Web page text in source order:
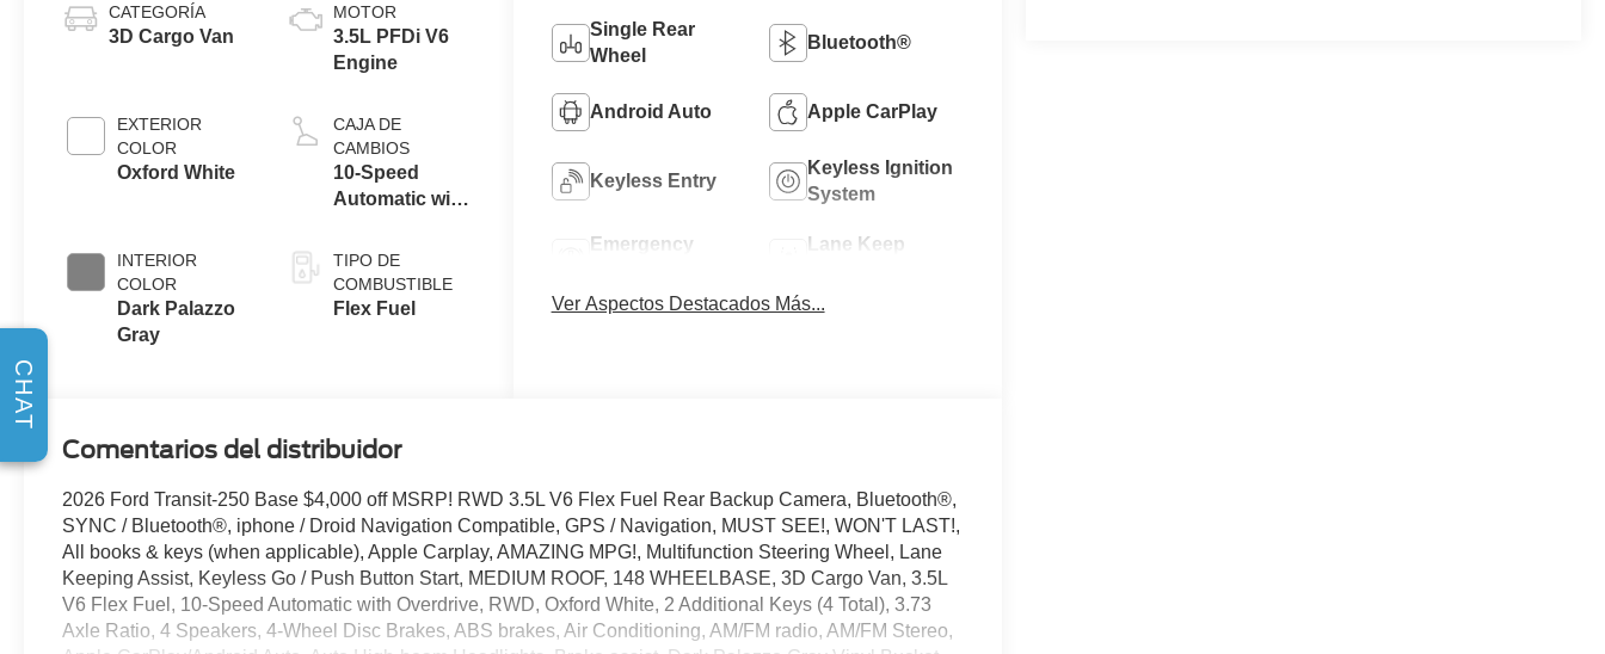
CATEGORÍA
3D Cargo Van
EXTERIOR
COLOR
Oxford White
INTERIOR
COLOR
Dark Palazzo
Gray
MOTOR
3.5L PFDi V6
Engine
CAJA DE
CAMBIOS
10-Speed
Automatic with
TIPO DE
COMBUSTIBLE
Flex Fuel
Single Rear
Wheel
Bluetooth®
Android Auto Apple CarPlay
Keyless Entry
Keyless Ignition
System
Emergency
Lane Keep
Ver Aspectos Destacados Más...
Comentarios del distribuidor
2026 Ford Transit-250 Base $4,000 off MSRP! RWD 3.5L V6 Flex Fuel Rear Backup Camera, Bluetooth®,
SYNC / Bluetooth®, iphone / Droid Navigation Compatible, GPS / Navigation, MUST SEE!, WON'T LAST!,
All books & keys (when applicable), Apple Carplay, AMAZING MPG!, Multifunction Steering Wheel, Lane
Keeping Assist, Keyless Go / Push Button Start, MEDIUM ROOF, 148 WHEELBASE, 3D Cargo Van, 3.5L
V6 Flex Fuel, 10-Speed Automatic with Overdrive, RWD, Oxford White, 2 Additional Keys (4 Total), 3.73
Axle Ratio, 4 Speakers, 4-Wheel Disc Brakes, ABS brakes, Air Conditioning, AM/FM radio, AM/FM Stereo,
CHAT